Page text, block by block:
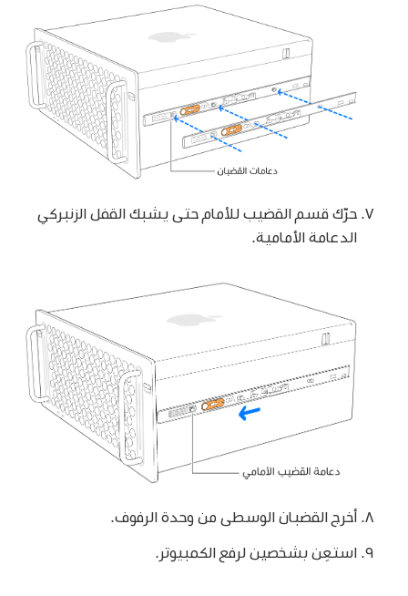
حرّك قسم القضيب للأمام حتى يشبك القفل الزنبركي
الدعامة الأمامية.
أخرج القضبان الوسطى من وحدة الرفوف.
استعِن بشخصين لرفع الكمبيوتر.